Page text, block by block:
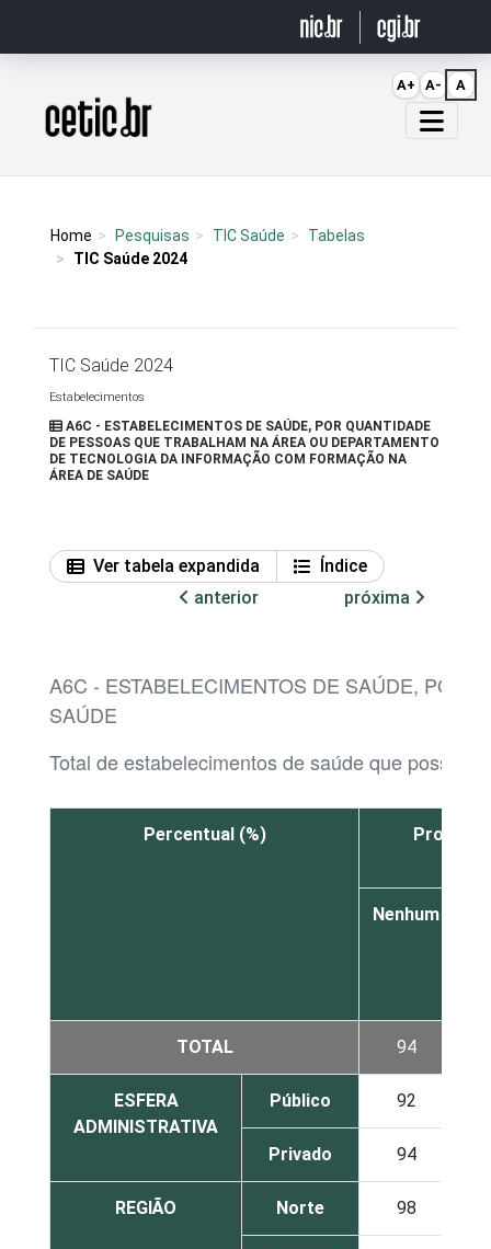
Página inicial
Home Pesquisas TIC Saúde
Tabelas
TIC Saúde 2024
TIC Saúde 2024
Estabelecimentos
A6C - ESTABELECIMENTOS DE SAÚDE, POR QUANTIDADE
DE PESSOAS QUE TRABALHAM NA ÁREA OU DEPARTAMENTO
DE TECNOLOGIA DA INFORMAÇÃO COM FORMAÇÃO NA
ÁREA DE SAÚDE
Ver tabela expandida
Índice
anterior
próxima
A6C - ESTABELECIMENTOS DE SAÚDE, POR
SAÚDE
Total de estabelecimentos de saúde que
Percentual (%)
Nenhum
TOTAL 94
ESFERA
ADMINISTRATIVA
Público 92
Privado 94
REGIÃO Norte 98
A+ A- A